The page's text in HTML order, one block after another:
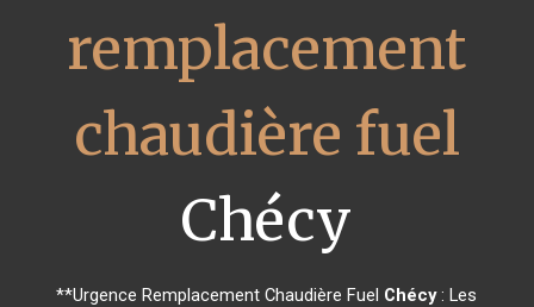
remplacement
chaudière fuel
Chécy
**Urgence Remplacement Chaudière Fuel Chécy: Les